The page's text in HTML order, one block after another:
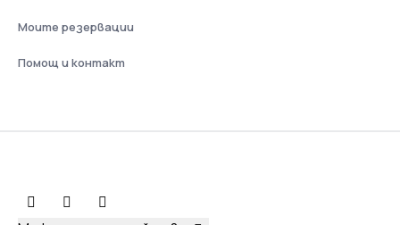
Моите резервации
Помощ и контакт